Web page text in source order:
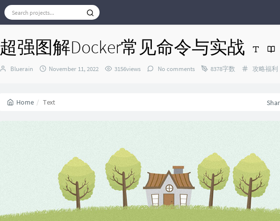
超强图解Docker常见命令与实战
Author：
Bluerain
发
November 11, 2022 3156views No comments 8378字数 攻略福利
Home Text